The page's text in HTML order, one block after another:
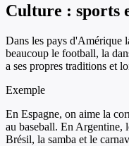
Culture : sports
Dans les pays d'Amérique
beaucoup le football, la
a ses propres traditions et
Exemple
En Espagne, on aime la
au baseball. En Argentine,
Brésil, la samba et le